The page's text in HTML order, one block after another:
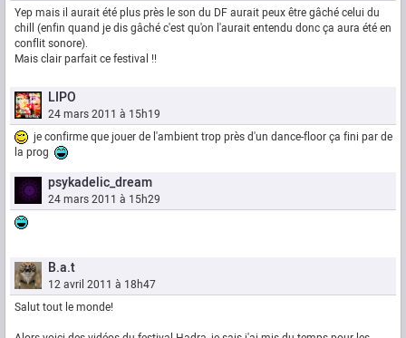
Yep mais il aurait été plus près le son du DF aurait peux être gâché celui du
chill (enfin quand je dis gâché c'est qu'on l'aurait entendu donc ça aura été en
conflit sonore).
Mais clair parfait ce festival !!
LIPO
24 mars 2011 à 15h19
je confirme que jouer de l'ambient trop près d'un dance-floor ça fini par de
la prog
psykadelic_dream
24 mars 2011 à 15h29
B.a.t
12 avril 2011 à 18h47
Salut tout le monde!